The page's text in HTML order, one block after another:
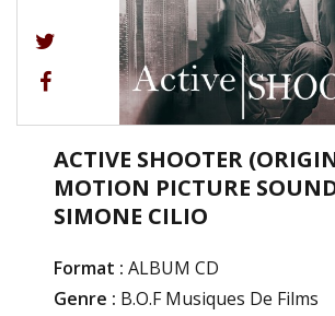
ACTIVE SHOOTER
MOTION PICTURE
SIMONE CILIO
Format : ALBUM CD
Genre : B.O.F Musiques De Films